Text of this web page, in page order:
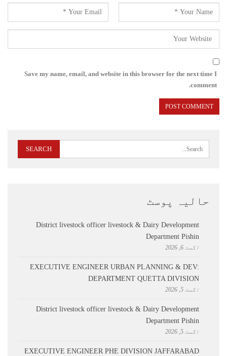
Save my name, email, and website in this browser for the next time I
comment.
حالیہ پوسٹ
District livestock officer livestock & Dairy Development
Department Pishin
اگست 6, 2026
EXECUTIVE ENGINEER URBAN PLANNING & DEV:
DEPARTMENT QUETTA DIVISION
اگست 5, 2026
District livestock officer livestock & Dairy Development
Department Pishin
اگست 5, 2026
EXECUTIVE ENGINEER PHE DIVISION JAFFARABAD